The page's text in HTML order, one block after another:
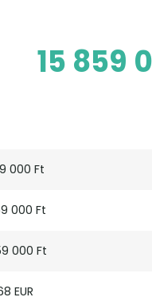
15 859
000 Ft
000 Ft
000 Ft
EUR